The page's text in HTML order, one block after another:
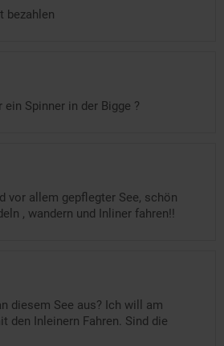
bezahlen
Spinner in der Bigge ?
vor allem gepflegter See, schön
, wandern und Inliner fahren!!
diesem See aus? Ich will am
den Inleinern Fahren. Sind die